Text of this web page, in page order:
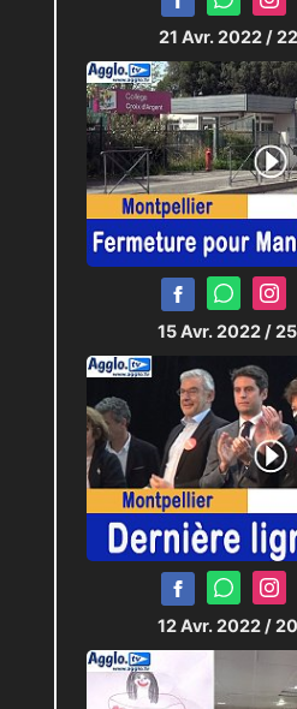
21 Avr. 2022 /
15 Avr. 2022 /
12 Avr. 2022 /